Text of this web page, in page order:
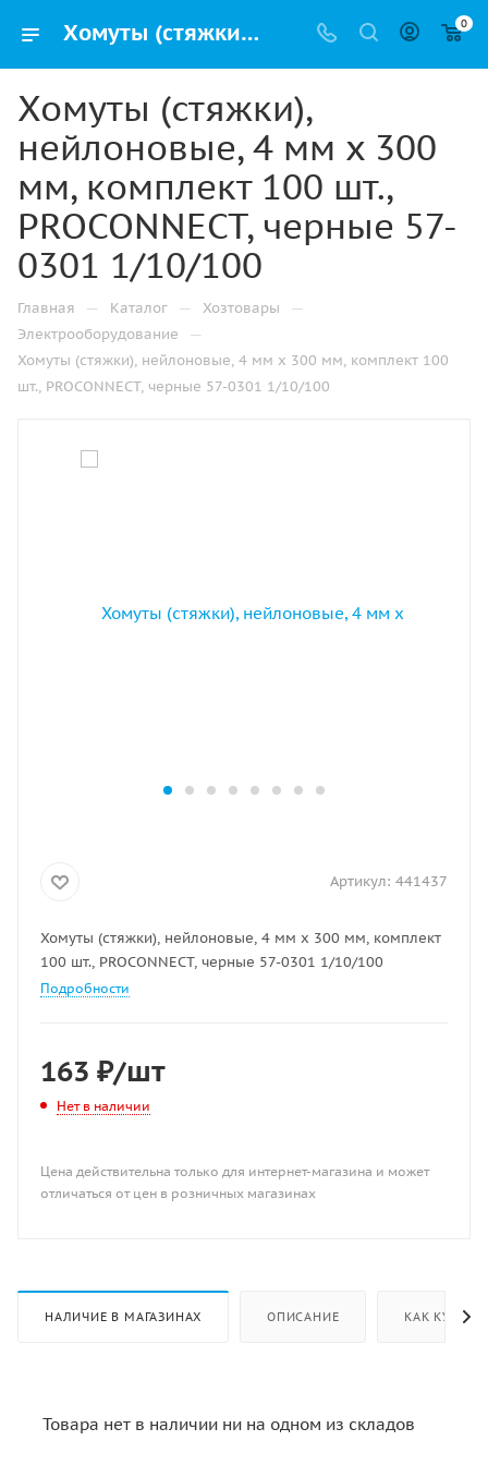
Хомуты (стяжки), нейлоновые, 4 мм х 300 мм, комплект 100 шт., PROCONNECT, черные 57-0301 1/10/100 купить в Казани с доставкой оптом и в розницу 0
Хомуты (стяжки),
нейлоновые, 4 мм х 300
мм, комплект 100 шт.,
PROCONNECT, черные 57-
0301 1/10/100
Главная — Каталог — Хозтовары —
Электрооборудование —
Хомуты (стяжки), нейлоновые, 4 мм х 300 мм, комплект 100
шт., PROCONNECT, черные 57-0301 1/10/100
Артикул: 441437
Хомуты (стяжки), нейлоновые, 4 мм х 300 мм, комплект
100 шт., PROCONNECT, черные 57-0301 1/10/100
Подробности
163 ₽/шт
Нет в наличии
Цена действительна только для интернет-магазина и может
отличаться от цен в розничных магазинах
НАЛИЧИЕ В МАГАЗИНАХ ОПИСАНИЕ КАК КУПИТЬ
Товара нет в наличии ни на одном из складов